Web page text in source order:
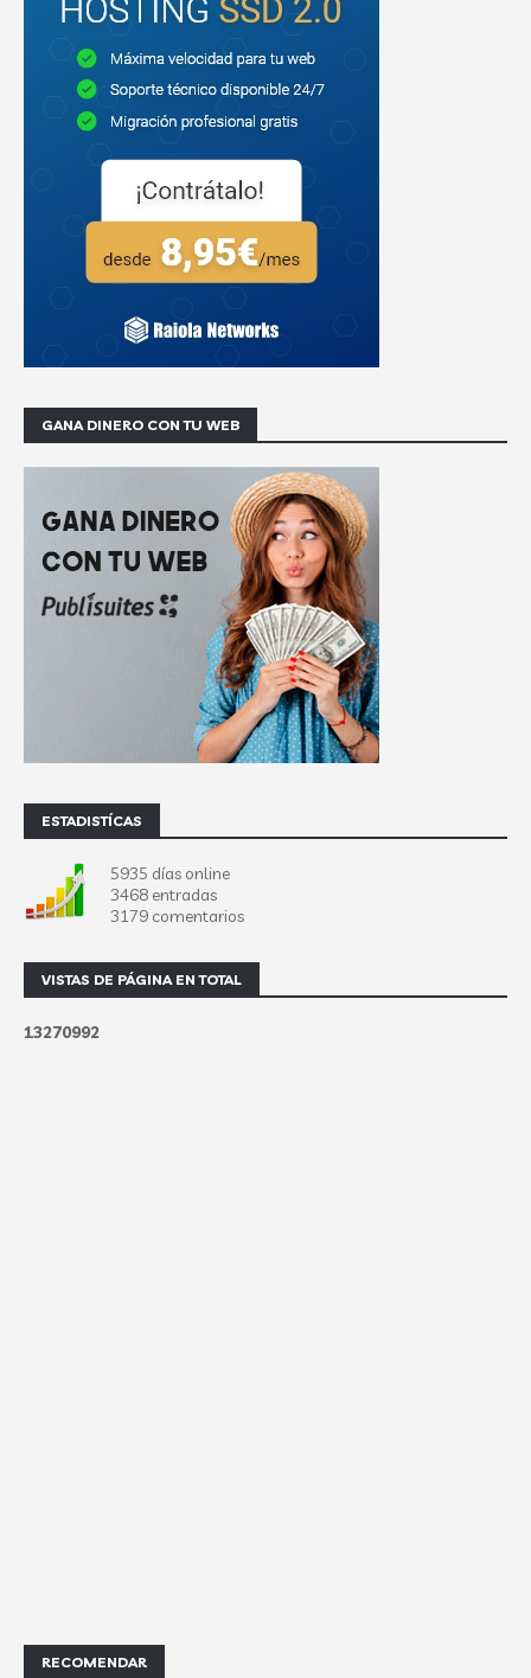
GANA DINERO CON TU WEB
ESTADISTÍCAS
5935 días online
3468 entradas
3179 comentarios
VISTAS DE PÁGINA EN TOTAL
13270992
RECOMENDAR